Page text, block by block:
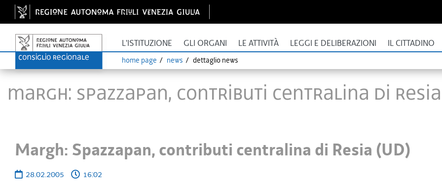
L'ISTITUZIONE GLI ORGANI LE ATTIVITÀ LEGGI E DELIBERAZIONI IL CITTADINO
home page news dettaglio news
Margh: Spazzapan, contributi centralina di Resia
Margh: Spazzapan, contributi centralina di Resia (UD)
28.02.2005
16:02